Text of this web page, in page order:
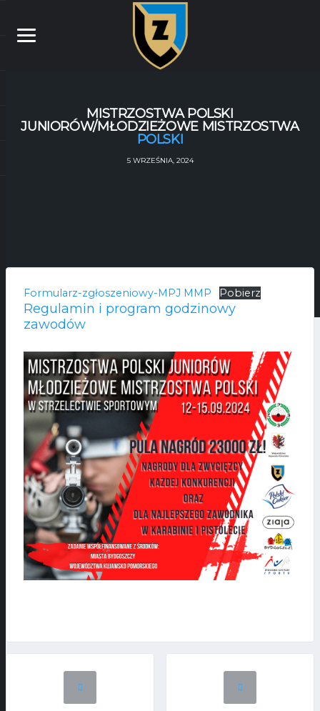
MISTRZOSTWA POLSKI
JUNIORÓW/MŁODZIEŻOWE MISTRZOSTWA
POLSKI
5 WRZEŚNIA, 2024
Formularz-zgłoszeniowy-MPJ MMP Pobierz
Regulamin i program godzinowy
zawodów